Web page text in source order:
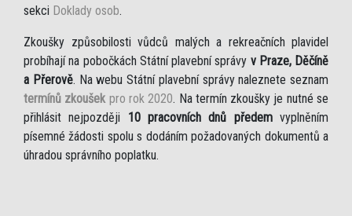
sekci Doklady osob.
Zkoušky způsobilosti vůdců malých a rekreačních plavidel
probíhají na pobočkách Státní plavební správy v Praze, Děčíně
a Přerově. Na webu Státní plavební správy naleznete seznam
termínů zkoušek pro rok 2020. Na termín zkoušky je nutné se
přihlásit nejpozději 10 pracovních dnů předemvyplněním
písemné žádosti spolu s dodáním požadovaných dokumentů a
úhradou správního poplatku.